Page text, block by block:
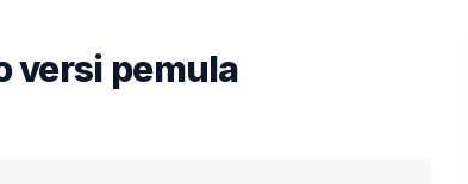
versi pemula